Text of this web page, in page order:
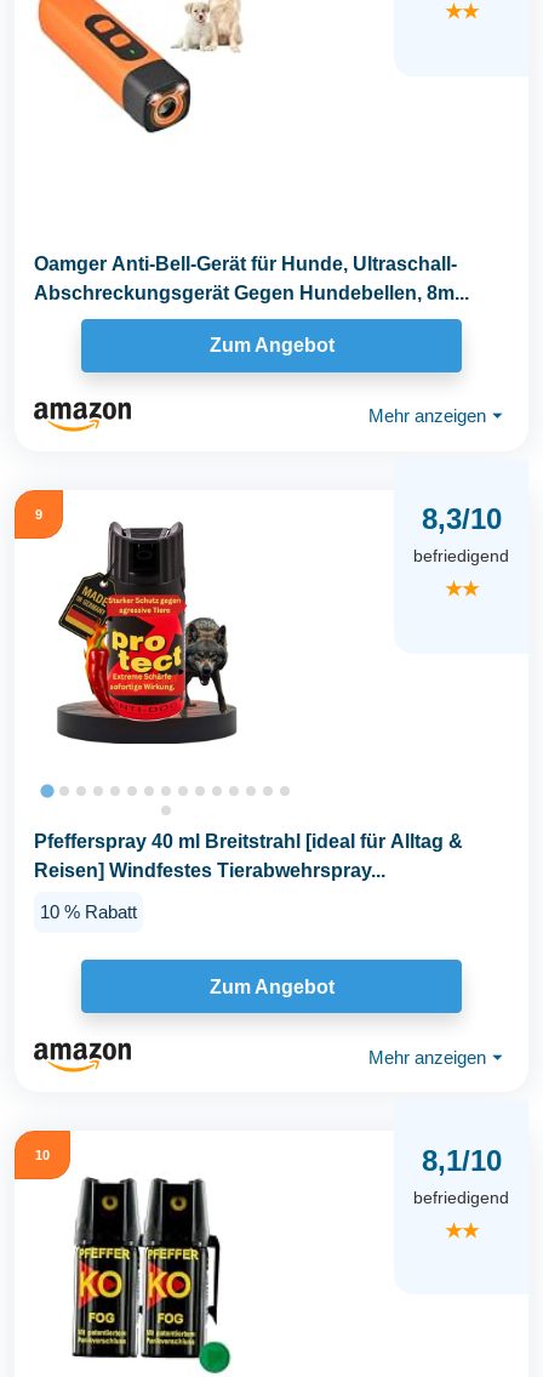
★★
Oamger Anti-Bell-Gerät für Hunde, Ultraschall-
Abschreckungsgerät Gegen Hundebellen, 8m...
Zum Angebot
Mehr anzeigen ⏷
9 8,3/10
befriedigend
★★
Pfefferspray 40 ml Breitstrahl [ideal für Alltag &
Reisen] Windfestes Tierabwehrspray...
10 % Rabatt
Zum Angebot
Mehr anzeigen ⏷
10 8,1/10
befriedigend
★★